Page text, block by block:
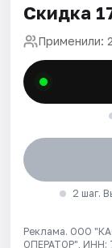
Скидка
Применили:
2 шаг.
Реклама. ООО
ОПЕРАТОР", ИНН: